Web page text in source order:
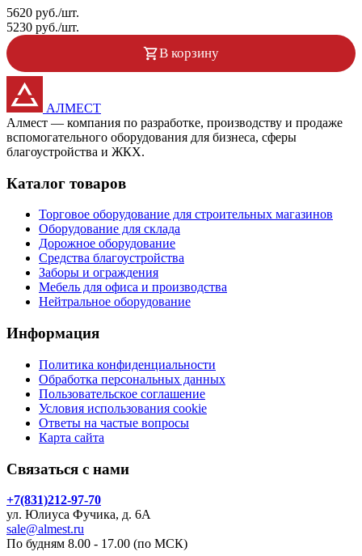
5620 руб./шт.
5230 руб./шт.
В корзину
АЛМЕСТ
Алмест — компания по разработке, производству и продаже
вспомогательного оборудования для бизнеса, сферы
благоустройства и ЖКХ.
Каталог товаров
Торговое оборудование для строительных магазинов
Оборудование для склада
Дорожное оборудование
Средства благоустройства
Заборы и ограждения
Мебель для офиса и производства
Нейтральное оборудование
Информация
Политика конфиденциальности
Обработка персональных данных
Пользовательское соглашение
Условия использования cookie
Ответы на частые вопросы
Карта сайта
Связаться с нами
+7(831)212-97-70
ул. Юлиуса Фучика, д. 6А
sale@almest.ru
По будням 8.00 - 17.00 (по МСК)